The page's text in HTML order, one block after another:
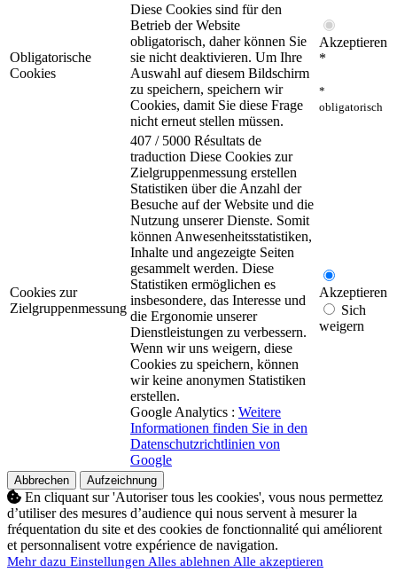
Obligatorische
Cookies
Diese Cookies sind für den
Betrieb der Website
obligatorisch, daher können Sie
sie nicht deaktivieren. Um Ihre
Auswahl auf diesem Bildschirm
zu speichern, speichern wir
Cookies, damit Sie diese Frage
nicht erneut stellen müssen.
Akzeptieren
*
*
obligatorisch
Cookies zur
Zielgruppenmessung
407 / 5000 Résultats de
traduction Diese Cookies zur
Zielgruppenmessung erstellen
Statistiken über die Anzahl der
Besuche auf der Website und die
Nutzung unserer Dienste. Somit
können Anwesenheitsstatistiken,
Inhalte und angezeigte Seiten
gesammelt werden. Diese
Statistiken ermöglichen es
insbesondere, das Interesse und
die Ergonomie unserer
Dienstleistungen zu verbessern.
Wenn wir uns weigern, diese
Cookies zu speichern, können
wir keine anonymen Statistiken
erstellen.
Google Analytics : Weitere
Informationen finden Sie in den
Datenschutzrichtlinien von
Google
Akzeptieren
Sich
weigern
Abbrechen Aufzeichnung
En cliquant sur 'Autoriser tous les cookies', vous nous permettez
d’utiliser des mesures d’audience qui nous servent à mesurer la
fréquentation du site et des cookies de fonctionnalité qui améliorent
et personnalisent votre expérience de navigation.
Mehr dazu Einstellungen Alles ablehnen Alle akzeptieren